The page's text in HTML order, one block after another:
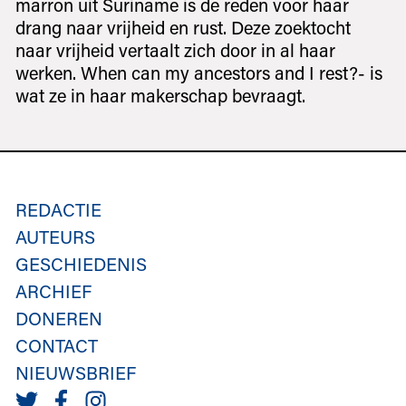
drang naar vrijheid en rust. Deze zoektocht
naar vrijheid vertaalt zich door in al haar
werken. When can my ancestors and I rest?- is
wat ze in haar makerschap bevraagt.
REDACTIE
AUTEURS
GESCHIEDENIS
ARCHIEF
DONEREN
CONTACT
NIEUWSBRIEF